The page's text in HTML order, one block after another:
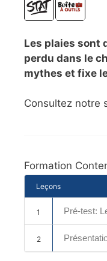
Les plaies sont
perdu dans le
mythes et fixe
Consultez notre
Formation
Leçons
1 Pré-test:
2